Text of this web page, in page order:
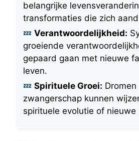
belangrijke
transformaties die zich
Verantwoordelijkheid:
groeiende
gepaard gaan met nieuwe
leven.
Spirituele Groei: Dromen
zwangerschap kunnen
spirituele evolutie of nieuwe